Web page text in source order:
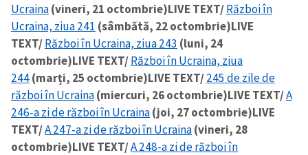
Ucraina(vineri, 21 octombrie)LIVE TEXT/Război în
Ucraina, ziua 241 (sâmbătă, 22 octombrie)LIVE
TEXT/Război în Ucraina, ziua 243 (luni, 24
octombrie)LIVE TEXT/Război în Ucraina, ziua
244(marți, 25 octombrie)LIVE TEXT/245 de zile de
război în Ucraina(miercuri, 26 octombrie)LIVE TEXT/A
246-a zi de război în Ucraina(joi, 27 octombrie)LIVE
TEXT/A 247-a zi de război în Ucraina(vineri, 28
octombrie)LIVE TEXT/A 248-a zi de război în